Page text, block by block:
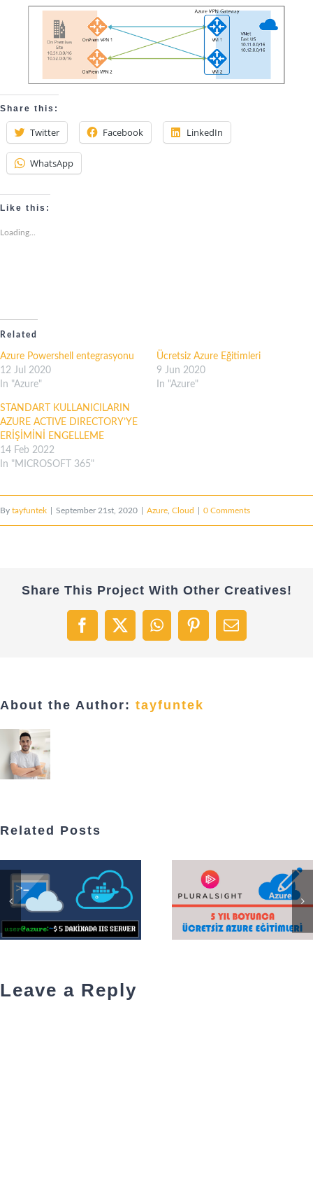
Share this:
Twitter Facebook LinkedIn
WhatsApp
Like this:
Loading...
Related
Azure Powershell entegrasyonu
12 Jul 2020
In "Azure"
Ücretsiz Azure Eğitimleri
9 Jun 2020
In "Azure"
STANDART KULLANICILARIN
AZURE ACTIVE DIRECTORY’YE
ERİŞİMİNİ ENGELLEME
14 Feb 2022
In "MICROSOFT 365"
By tayfuntek September 21st, 2020 Azure, Cloud 0 Comments
Share This Project With Other Creatives!
Facebook
X WhatsAppPinterestEmail
About the Author: tayfuntek
Related Posts
Leave a Reply